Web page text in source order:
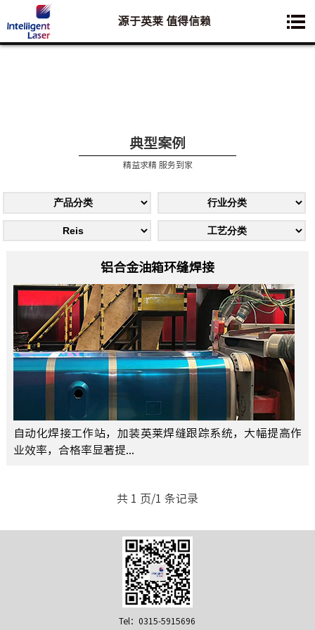
您想要了解的业务是:
源于英莱 值得信赖
典型案例
精益求精 服务到家
铝合金油箱环缝焊接
自动化焊接工作站，加装英莱焊缝跟踪系统，大幅提高作
业效率，合格率显著提...
共 1 页/1 条记录
Tel：0315-5915696